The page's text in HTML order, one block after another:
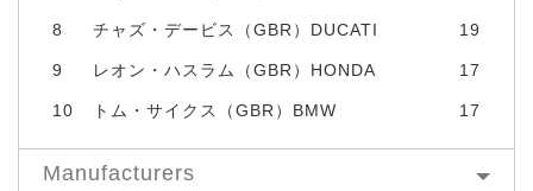
8 チャズ・デービス（GBR）DUCATI 19
9 レオン・ハスラム（GBR）HONDA 17
10 トム・サイクス（GBR）BMW 17
Manufacturers